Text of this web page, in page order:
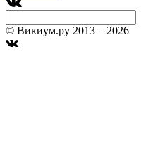
© Викиум.ру 2013 – 2026